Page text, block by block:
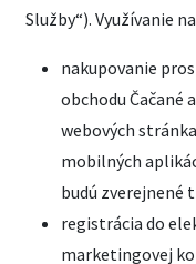
Služby“). Využívanie
nakupovanie
obchodu Čačané
webových
mobilných
budú zverejnené
registrácia do
marketingovej